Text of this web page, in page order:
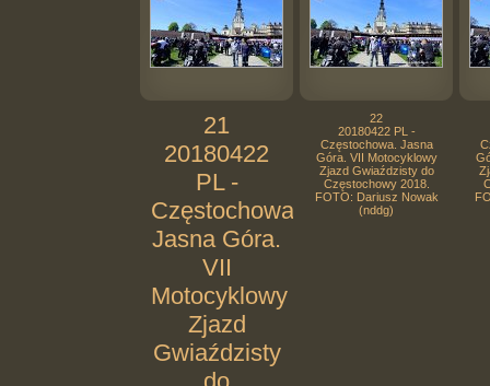
21
20180422
PL -
Częstochowa.
Jasna Góra.
VII
Motocyklowy
Zjazd
Gwiaździsty
22
20180422 PL -
Częstochowa. Jasna
Góra. VII Motocyklowy
Zjazd Gwiaździsty do
Częstochowy 2018.
FOTO: Dariusz Nowak
(nddg)